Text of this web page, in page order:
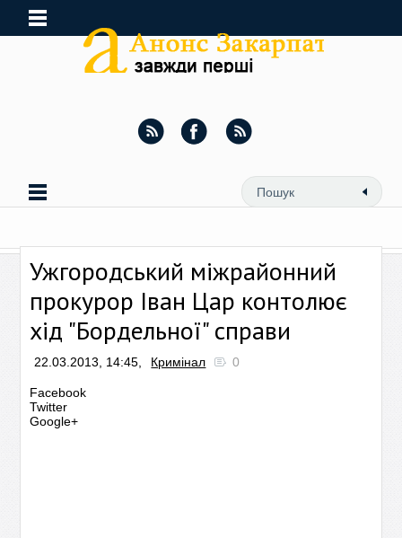
Ужгородський міжрайонний
прокурор Іван Цар контолює
хід "Бордельної" справи
22.03.2013, 14:45, Кримінал 0
Facebook
Twitter
Google+